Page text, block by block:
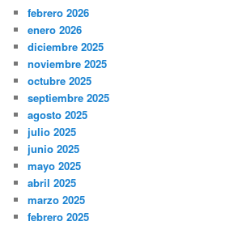
febrero 2026
enero 2026
diciembre 2025
noviembre 2025
octubre 2025
septiembre 2025
agosto 2025
julio 2025
junio 2025
mayo 2025
abril 2025
marzo 2025
febrero 2025